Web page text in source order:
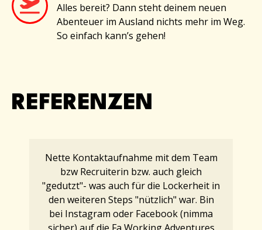
Alles bereit? Dann steht deinem neuen
Abenteuer im Ausland nichts mehr im Weg.
So einfach kann’s gehen!
REFERENZEN
Nette Kontaktaufnahme mit dem Team
bzw Recruiterin bzw. auch gleich
"gedutzt"- was auch für die Lockerheit in
den weiteren Steps "nützlich" war. Bin
bei Instagram oder Facebook (nimma